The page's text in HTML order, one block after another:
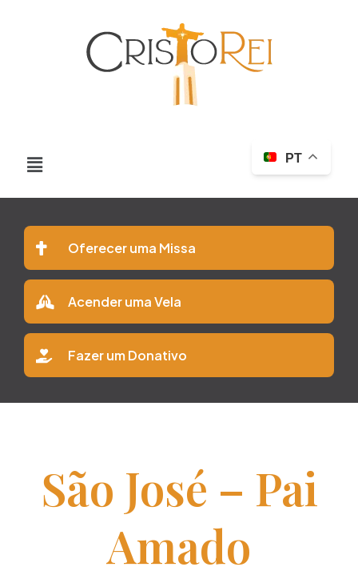
PT
Oferecer uma Missa
Acender uma Vela
Fazer um Donativo
São José – Pai
Amado